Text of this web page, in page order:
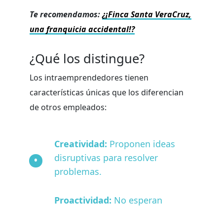
Te recomendamos:¿¡Finca Santa VeraCruz,
una franquicia accidental!?
¿Qué los distingue?
Los intraemprendedores tienen
características únicas que los diferencian
de otros empleados:
Creatividad: Proponen ideas
disruptivas para resolver
problemas.
Proactividad: No esperan